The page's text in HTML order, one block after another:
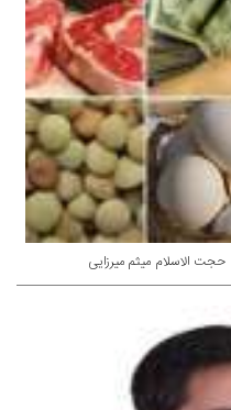
حجت الاسلام میثم میرزایی